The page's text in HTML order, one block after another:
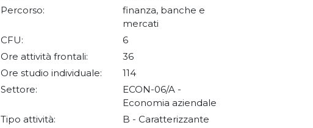
Percorso:
finanza, banche e
mercati
CFU:
6
Ore attività frontali:
36
Ore studio individuale:
114
Settore:
ECON-06/A -
Economia aziendale
Tipo attività:
B - Caratterizzante